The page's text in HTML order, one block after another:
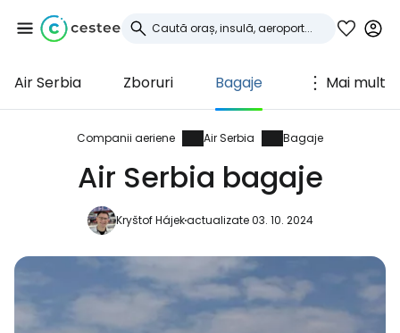
Air Serbia Zboruri Bagaje Mai mult
Companii aeriene Air Serbia Bagaje
Air Serbia bagaje
Kryštof Hájekactualizate 03. 10. 2024
Conectați-vă la
Cestee
... comunitatea mondială a călătorilor
Continuați cu Facebook